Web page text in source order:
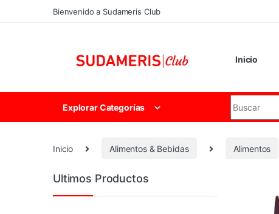
Skip to navigation
Skip to contentBienvenido a Sudameris Club
Inicio
Explorar Categorías
Inicio Alimentos & Bebidas Alimentos
Ultimos Productos